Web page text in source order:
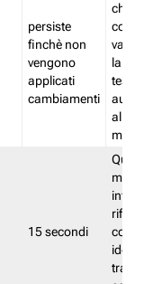
persiste
finchè non
vengono
applicati
cambiamenti
che
la
test.
15 secondi